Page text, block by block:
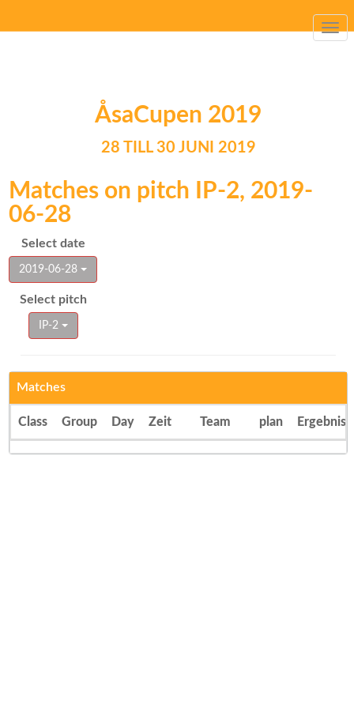
ÅsaCupen 2019
28 TILL 30 JUNI 2019
Matches on pitch IP-2, 2019-
06-28
Select date
2019-06-28
Select pitch
IP-2
Matches
Class Group Day Zeit Team plan Ergebnis